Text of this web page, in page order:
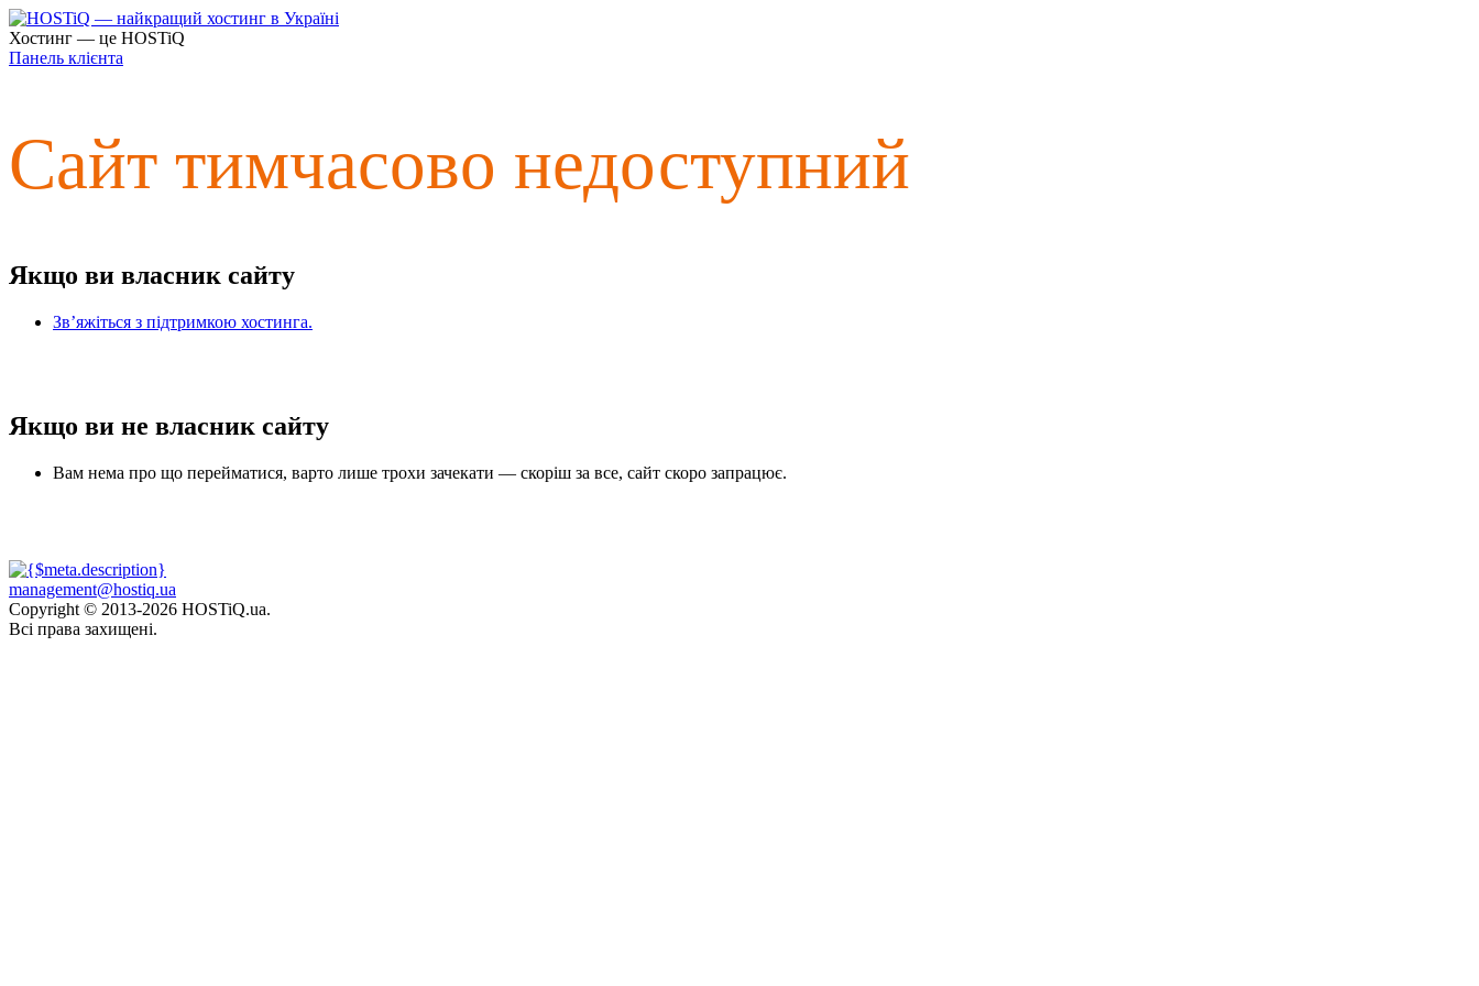
Хостинг — це HOSTiQ
Панель клієнта
Сайт тимчасово недоступний
Якщо ви власник сайту
Зв’яжіться з підтримкою хостинга.
Якщо ви не власник сайту
Вам нема про що перейматися, варто лише трохи зачекати — скоріш за все, сайт скоро запрацює.
management@hostiq.ua
Copyright © 2013-2026 HOSTiQ.ua.
Всі права захищені.